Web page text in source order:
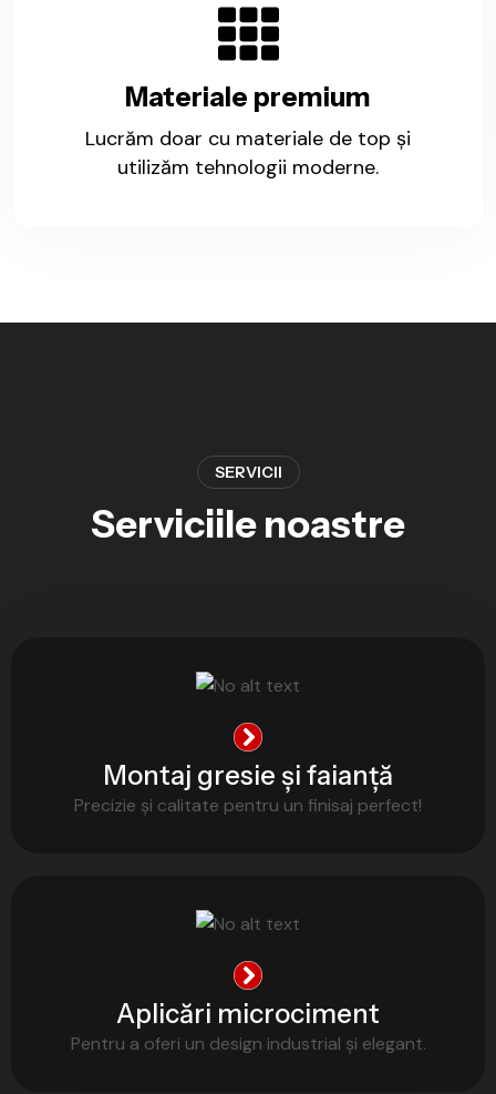
Materiale premium
Lucrăm doar cu materiale de top și
utilizăm tehnologii moderne.
SERVICII
Serviciile noastre
Montaj gresie și faianță
Precizie și calitate pentru un finisaj perfect!
Aplicări microciment
Pentru a oferi un design industrial și elegant.